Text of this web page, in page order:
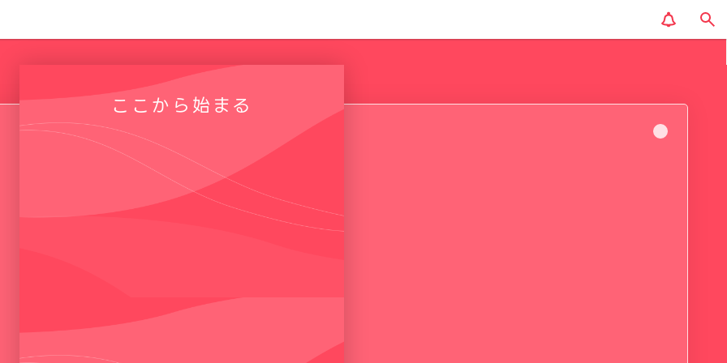
ここから始まる